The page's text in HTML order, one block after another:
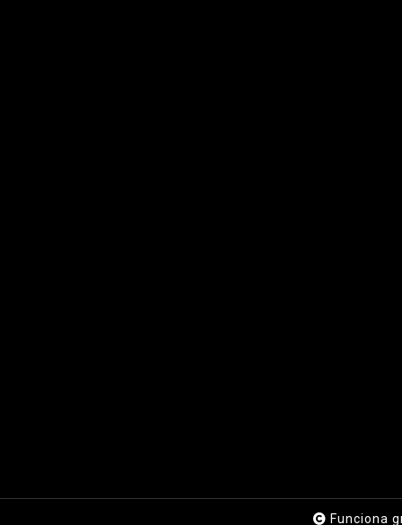
Funciona